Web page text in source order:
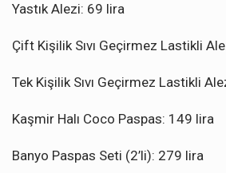
Yastık Alezi: 69 lira
Çift Kişilik Sıvı Geçirmez Lastikli
Tek Kişilik Sıvı Geçirmez Lastikli
Kaşmir Halı Coco Paspas: 149 lira
Banyo Paspas Seti (2’li): 279 lira